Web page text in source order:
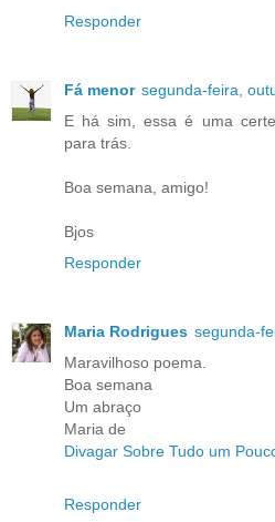
Responder
Fá menor segunda-feira,
E há sim, essa é uma
para trás.
Boa semana, amigo!
Bjos
Responder
Maria Rodrigues segunda-
Maravilhoso poema.
Boa semana
Um abraço
Maria de
Divagar Sobre Tudo um
Responder